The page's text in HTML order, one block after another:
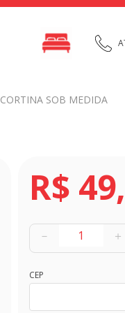
CORTINA SOB MEDIDA
R$ 49,
＋
－
CEP